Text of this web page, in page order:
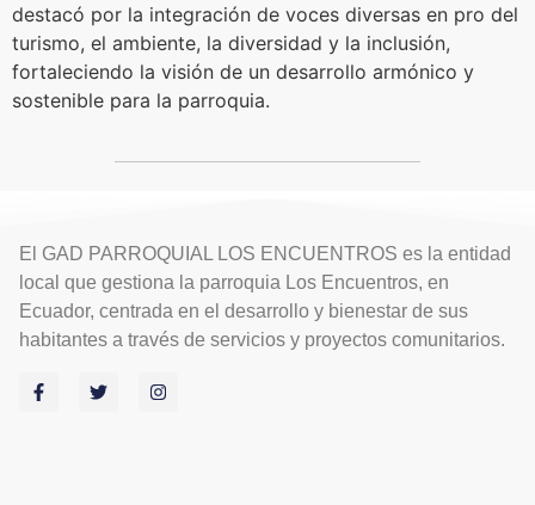
destacó por la integración de voces diversas en pro del
turismo, el ambiente, la diversidad y la inclusión,
fortaleciendo la visión de un desarrollo armónico y
sostenible para la parroquia.
El GAD PARROQUIAL LOS ENCUENTROS es la entidad
local que gestiona la parroquia Los Encuentros, en
Ecuador, centrada en el desarrollo y bienestar de sus
habitantes a través de servicios y proyectos comunitarios.